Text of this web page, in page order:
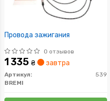
Провода зажигания
0 отзывов
1 335 ₴ завтра
Артикул:
539
BREMI